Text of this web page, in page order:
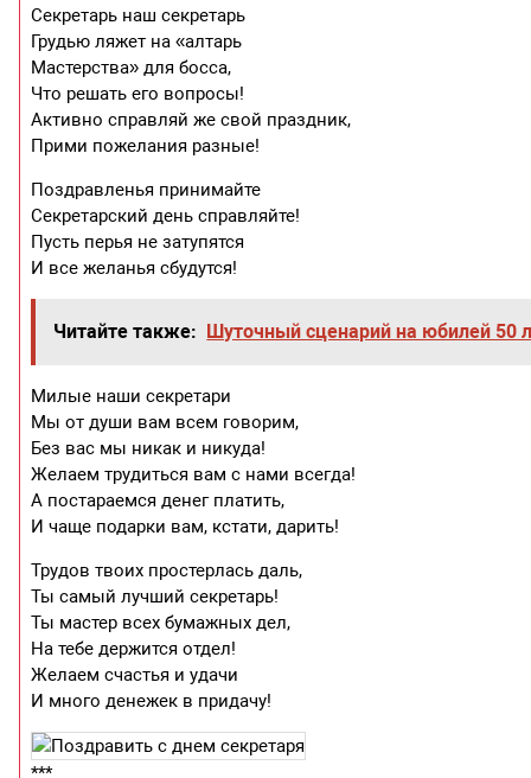
Секретарь наш секретарь
Грудью ляжет на «алтарь
Мастерства» для босса,
Что решать его вопросы!
Активно справляй же свой праздник,
Прими пожелания разные!
Поздравленья принимайте
Секретарский день справляйте!
Пусть перья не затупятся
И все желанья сбудутся!
Читайте также: Шуточный сценарий на юбилей 50
Милые наши секретари
Мы от души вам всем говорим,
Без вас мы никак и никуда!
Желаем трудиться вам с нами всегда!
А постараемся денег платить,
И чаще подарки вам, кстати, дарить!
Трудов твоих простерлась даль,
Ты самый лучший секретарь!
Ты мастер всех бумажных дел,
На тебе держится отдел!
Желаем счастья и удачи
И много денежек в придачу!
***